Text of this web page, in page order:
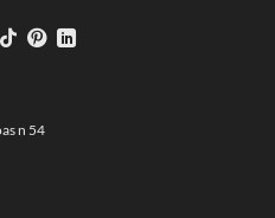
n 54